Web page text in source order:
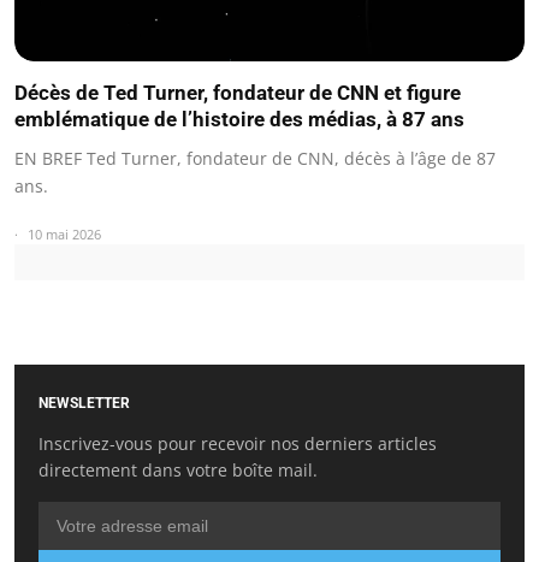
Décès de Ted Turner, fondateur de CNN et figure
emblématique de l’histoire des médias, à 87 ans
EN BREF Ted Turner, fondateur de CNN, décès à l’âge de 87
ans.
10 mai 2026
NEWSLETTER
Inscrivez-vous pour recevoir nos derniers articles
directement dans votre boîte mail.